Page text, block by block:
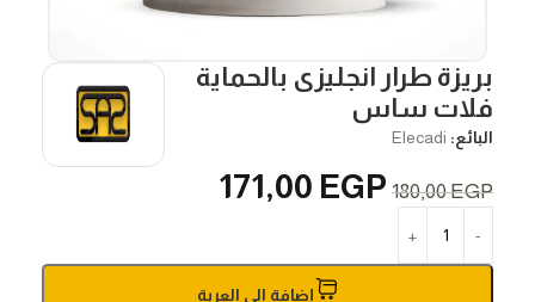
بريزة طرار انجليزى بالحماية
فلات ساس
البائع: Elecadi
180,00EGP
171,00 EGP
إضافة الي العربة